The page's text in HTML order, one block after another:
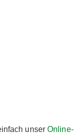
unserOnline-